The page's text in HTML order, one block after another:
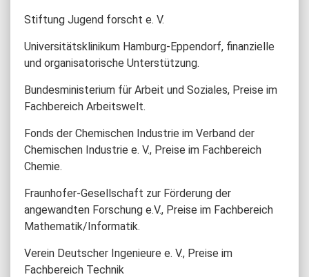
Stiftung Jugend forscht e. V.
Universitätsklinikum Hamburg-Eppendorf, finanzielle
und organisatorische Unterstützung.
Bundesministerium für Arbeit und Soziales, Preise im
Fachbereich Arbeitswelt.
Fonds der Chemischen Industrie im Verband der
Chemischen Industrie e. V., Preise im Fachbereich
Chemie.
Fraunhofer-Gesellschaft zur Förderung der
angewandten Forschung e.V., Preise im Fachbereich
Mathematik/Informatik.
Verein Deutscher Ingenieure e. V., Preise im
Fachbereich Technik